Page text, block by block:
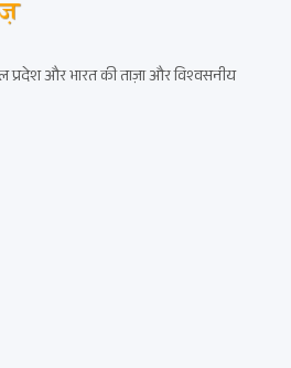
प्रदेश और भारत की ताज़ा और विश्वसनीय